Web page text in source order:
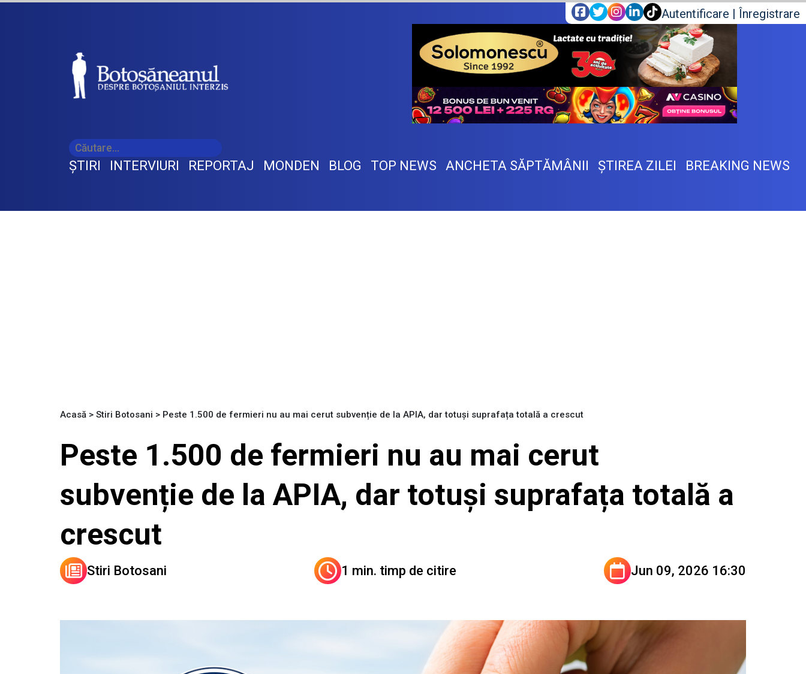
Autentificare | Înregistrare
ŞTIRI INTERVIURI REPORTAJ MONDEN BLOG TOP NEWS ANCHETA SĂPTĂMÂNII ŞTIREA ZILEI BREAKING NEWS
Acasă > Stiri Botosani > Peste 1.500 de fermieri nu au mai cerut subvenție de la APIA, dar totuși suprafața totală a crescut
Peste 1.500 de fermieri nu au mai cerut
subvenție de la APIA, dar totuși suprafața totală a
crescut
Stiri Botosani 1 min. timp de citire Jun 09, 2026 16:30